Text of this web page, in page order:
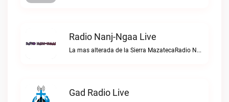
Radio Nanj-Ngaa Live
La mas alterada de la Sierra MazatecaRadio Nanj-Ngaa live
Gad Radio Live